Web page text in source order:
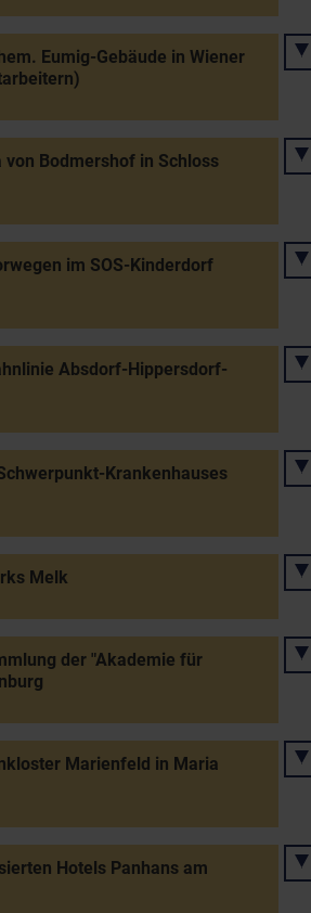
Eumig-Gebäude in Wiener
Bodmershof in Schloss
im SOS-Kinderdorf
Absdorf-Hippersdorf-
Krankenhauses
Melk
der "Akademie für
Marienfeld in Maria
Hotels Panhans am